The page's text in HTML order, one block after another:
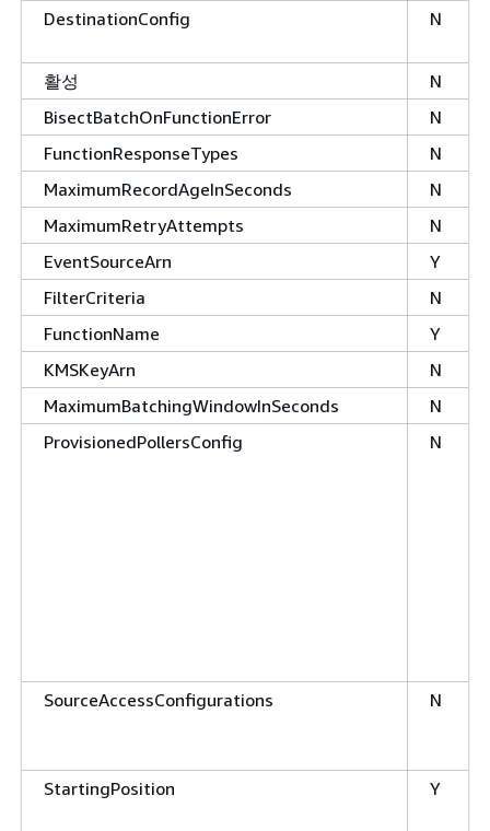
DestinationConfig
N
활성
N
BisectBatchOnFunctionError
N
FunctionResponseTypes
N
MaximumRecordAgeInSeconds
N
MaximumRetryAttempts
N
EventSourceArn
Y
FilterCriteria
N
FunctionName
Y
KMSKeyArn
N
MaximumBatchingWindowInSeconds
N
ProvisionedPollersConfig
N
SourceAccessConfigurations N
StartingPosition Y